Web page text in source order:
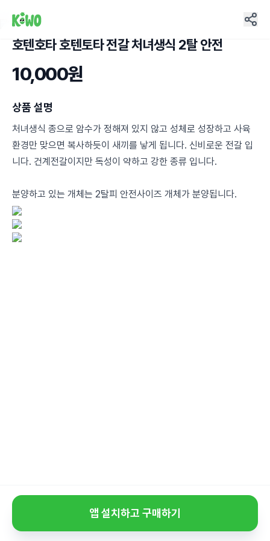
호텐호타 호텐토타 전갈 처녀생식 2탈 안전
10,000원
상품 설명
처녀생식 종으로 암수가 정해져 있지 않고 성체로 성장하고 사육
환경만 맞으면 복사하듯이 새끼를 낳게 됩니다. 신비로운 전갈 입
니다. 건계전갈이지만 독성이 약하고 강한 종류 입니다.
분양하고 있는 개체는 2탈피 안전사이즈 개체가 분양됩니다.
앱 설치하고 구매하기